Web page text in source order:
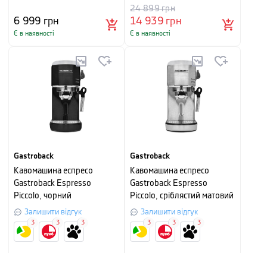
6 999 грн
Є в наявності
14 939грн
24 899грн
Є в наявності
Gastroback
Кавомашина еспресо
Gastroback Espresso
Piccolo, чорний
Залишити відгук
3 3 3
Gastroback
Кавомашина еспресо
Gastroback Espresso
Piccolo, сріблястий матовий
Залишити відгук
3 3 3